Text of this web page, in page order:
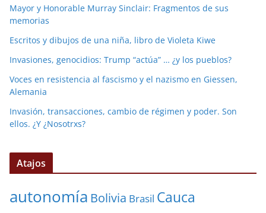
Mayor y Honorable Murray Sinclair: Fragmentos de sus
memorias
Escritos y dibujos de una niña, libro de Violeta Kiwe
Invasiones, genocidios: Trump “actúa” … ¿y los pueblos?
Voces en resistencia al fascismo y el nazismo en Giessen,
Alemania
Invasión, transacciones, cambio de régimen y poder. Son
ellos. ¿Y ¿Nosotrxs?
Atajos
autonomía Bolivia Brasil Cauca